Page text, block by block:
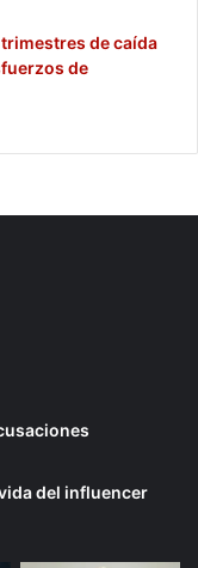
de caída
de
del influencer